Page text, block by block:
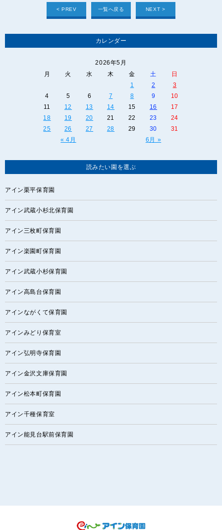
< PREV 一覧へ戻る NEXT >
カレンダー
2026年5月
月
火 水 木 金 土 日
« 4月 6月 »
1 2
3
4
5 6 7 8 9
10
11
12 13 14 15 16
17
18
19 20 21 22 23
24
25
26 27 28 29 30 31
読みたい園を選ぶ
アイン栗平保育園
アイン武蔵小杉北保育園
アイン三枚町保育園
アイン楽園町保育園
アイン武蔵小杉保育園
アイン高島台保育園
アインながくて保育園
アインみどり保育室
アイン弘明寺保育園
アイン金沢文庫保育園
アイン松本町保育園
アイン千種保育室
アイン能見台駅前保育園